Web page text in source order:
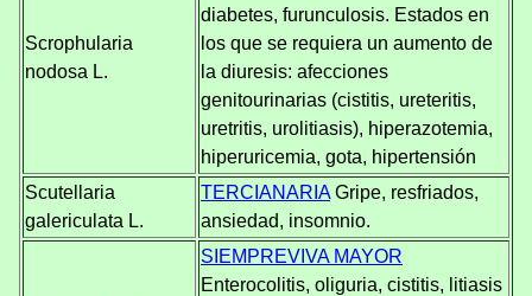
Scrophularia
nodosa L.
diabetes, furunculosis. Estados en
los que se requiera un aumento de
la diuresis: afecciones
genitourinarias (cistitis, ureteritis,
uretritis, urolitiasis), hiperazotemia,
hiperuricemia, gota, hipertensión
Scutellaria
galericulata L.
TERCIANARIAGripe, resfriados,
ansiedad, insomnio.
SIEMPREVIVA MAYOR
Enterocolitis, oliguria, cistitis, litiasis